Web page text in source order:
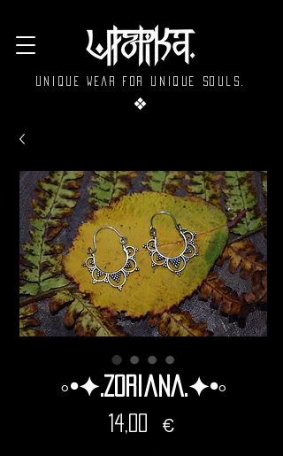
Unique wear for unique souls.
❖
◦•✦.Zoriana.✦•◦
14,00 €Prix